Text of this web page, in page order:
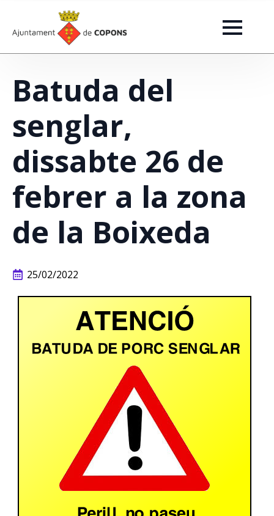
Batuda del
senglar,
dissabte 26 de
febrer a la zona
de la Boixeda
25/02/2022